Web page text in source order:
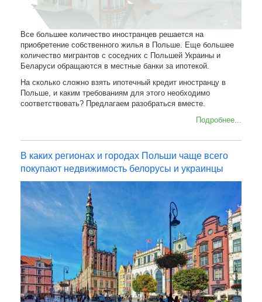
Все большее количество иностранцев решается на
приобретение собственного жилья в Польше. Еще большее
количество мигрантов с соседних с Польшей Украины и
Беларуси обращаются в местные банки за ипотекой.
На сколько сложно взять ипотечный кредит иностранцу в
Польше, и каким требованиям для этого необходимо
соответствовать? Предлагаем разобраться вместе.
Подробнее...
В каких регионах и городах Польши чаще всего
покупают недвижимость белорусы и украинцы